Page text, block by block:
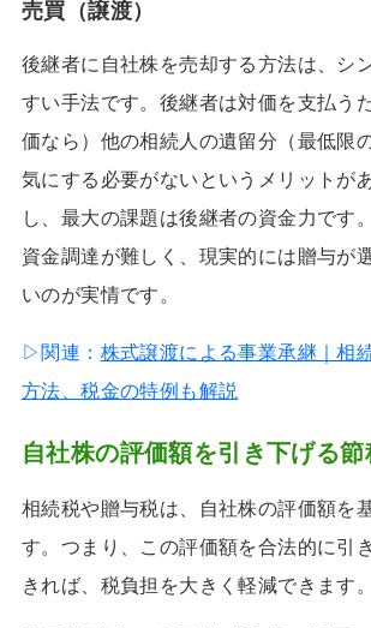
売買（譲渡）
後継者に自社株を売却する方法は、シ
すい手法です。後継者は対価を支払う
価なら）他の相続人の遺留分（最低限
気にする必要がないというメリットが
し、最大の課題は後継者の資金力です
資金調達が難しく、現実的には贈与が
いのが実情です。
▷関連： 株式譲渡による事業承継｜相
方法、税金の特例も解説
自社株の評価額を引き下げる節
相続税や贈与税は、自社株の評価額を
す。つまり、この評価額を合法的に引
きれば、税負担を大きく軽減できます。